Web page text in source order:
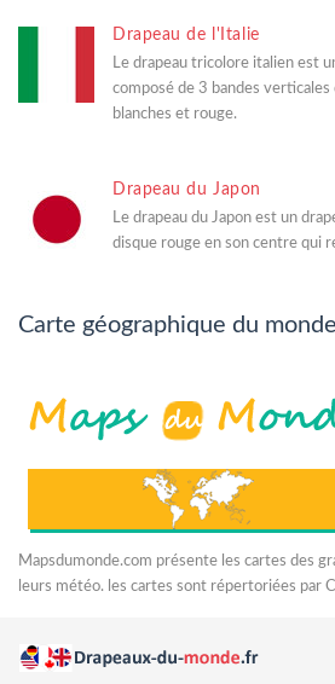
Drapeau de l'Italie
Le drapeau tricolore italien est
composé de 3 bandes
blanches et rouge.
Drapeau du Japon
Le drapeau du Japon est un
disque rouge en son centre qui
Carte géographique du monde
Mapsdumonde.com présente les cartes des
leurs météo. les cartes sont répertoriées par